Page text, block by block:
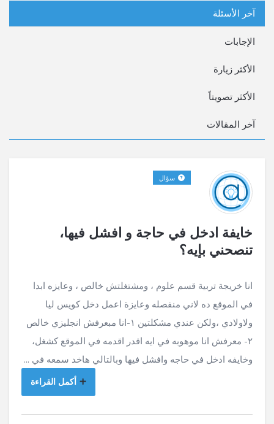
آخر الأسئلة
الإجابات
الأكثر زيارة
الأكثر تصويتاً
خايفة ادخل في حاجة و افشل فيها،
تنصحني بإيه؟
سؤال
انا خريجة تربية قسم علوم ، ومشتغلتش خالص ، وعايزه ابدا
في الموقع ده لاني منفصله وعايزة اعمل دخل كويس ليا
ولاولادي ،ولكن عندي مشكلتين ١-انا مبعرفش انجليزي خالص
٢- معرفش انا موهوبه في ايه اقدر اقدمه في الموقع كشغل،
وخايفه ادخل في حاجه وافشل فيها وبالتالي هاخد سمعه في ...
أكمل القراءة